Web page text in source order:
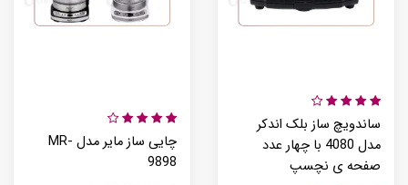
چایی ساز مایر مدل MR-
9898
ساندویچ ساز بلک اندکر
مدل 4080 با چهار عدد
صفحه ی نچسپ